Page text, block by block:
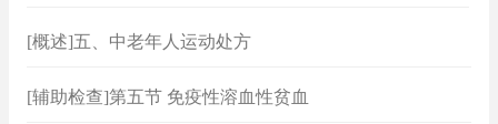
[概述]五、中老年人运动处方
[辅助检查]第五节 免疫性溶血性贫血